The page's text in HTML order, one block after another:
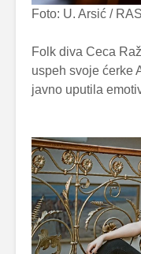
Foto: U. Arsić /
Folk diva Ceca
uspeh svoje ćerke
javno uputila